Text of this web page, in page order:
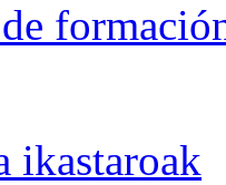
ikastaroak